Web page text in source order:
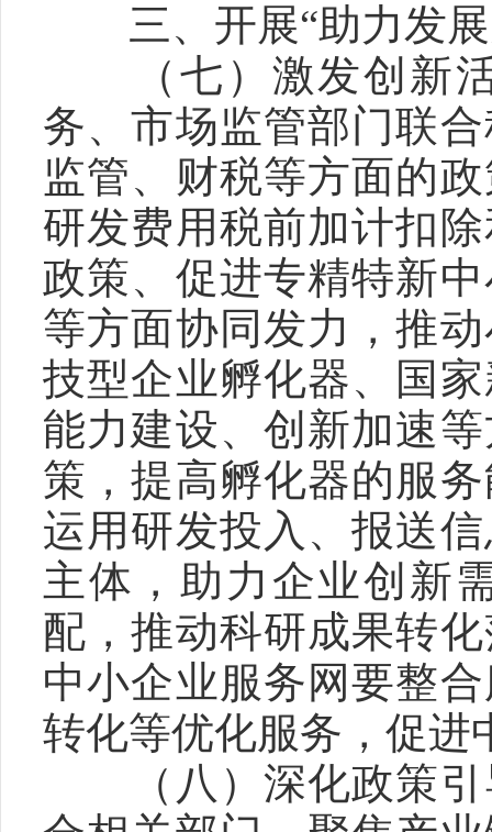
三、开展“助力发展
（七）激发创新活
务、市场监管部门联
监管、财税等方面的
研发费用税前加计扣
政策、促进专精特新
等方面协同发力，推
技型企业孵化器、国
能力建设、创新加速
策，提高孵化器的服
运用研发投入、报送
主体，助力企业创新
配，推动科研成果转
中小企业服务网要整
转化等优化服务，促进
（八）深化政策引